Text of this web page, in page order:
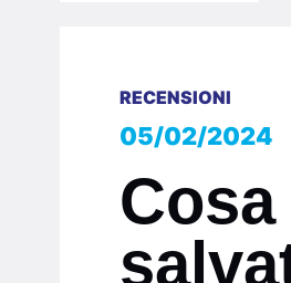
RECENSIONI
05/02/2024